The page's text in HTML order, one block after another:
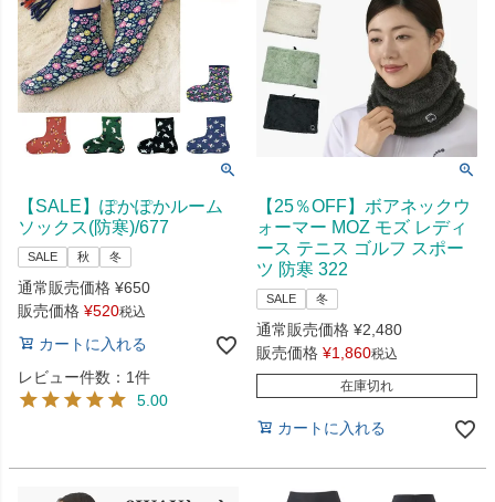
【SALE】ぽかぽかルーム
ソックス(防寒)/677
SALE 秋 冬
通常販売価格 ¥650
販売価格 ¥520税込
カートに入れる
レビュー件数：1件
5.00
【25％OFF】ボアネックウ
ォーマー MOZ モズ レディ
ース テニス ゴルフ スポー
ツ 防寒 322
SALE 冬
通常販売価格 ¥2,480
販売価格 ¥1,860税込
在庫切れ
カートに入れる